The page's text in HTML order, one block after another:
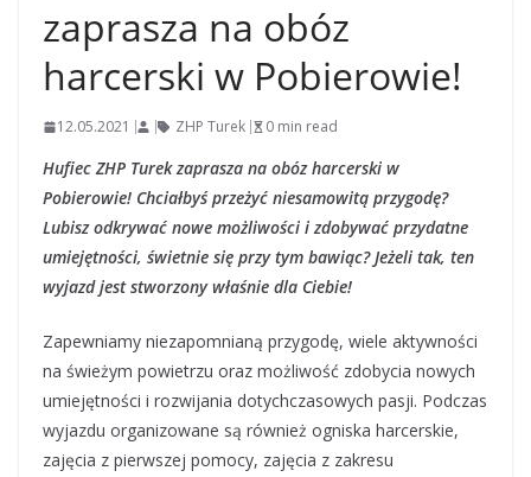
zaprasza na obóz
harcerski w Pobierowie!
12.05.2021 ZHP Turek 0 min read
Hufiec ZHP Turek zaprasza na obóz harcerski w
Pobierowie! Chciałbyś przeżyć niesamowitą przygodę?
Lubisz odkrywać nowe możliwości i zdobywać przydatne
umiejętności, świetnie się przy tym bawiąc? Jeżeli tak, ten
wyjazd jest stworzony właśnie dla Ciebie!
Zapewniamy niezapomnianą przygodę, wiele aktywności
na świeżym powietrzu oraz możliwość zdobycia nowych
umiejętności i rozwijania dotychczasowych pasji. Podczas
wyjazdu organizowane są również ogniska harcerskie,
zajęcia z pierwszej pomocy, zajęcia z zakresu